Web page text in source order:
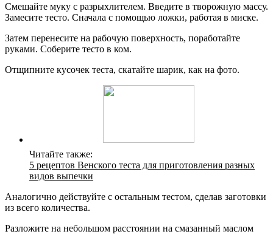
Смешайте муку с разрыхлителем. Введите в творожную массу.
Замесите тесто. Сначала с помощью ложки, работая в миске.
Затем перенесите на рабочую поверхность, поработайте
руками. Соберите тесто в ком.
Отщипните кусочек теста, скатайте шарик, как на фото.
Читайте также:
5 рецептов Венского теста для приготовления разных
видов выпечки
Аналогично действуйте с остальным тестом, сделав заготовки
из всего количества.
Разложите на небольшом расстоянии на смазанный маслом